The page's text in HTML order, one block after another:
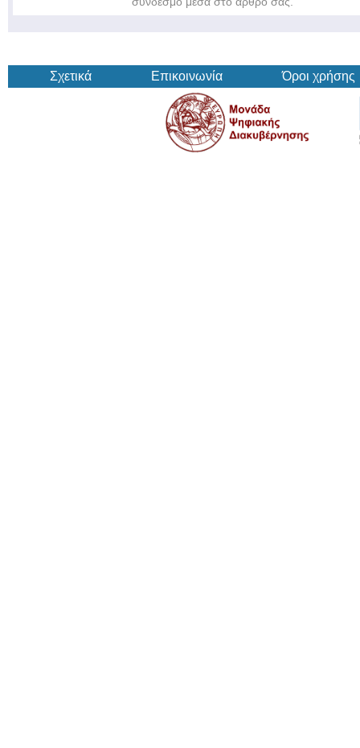
Σχετικά Επικοινωνία Όροι χρήσης